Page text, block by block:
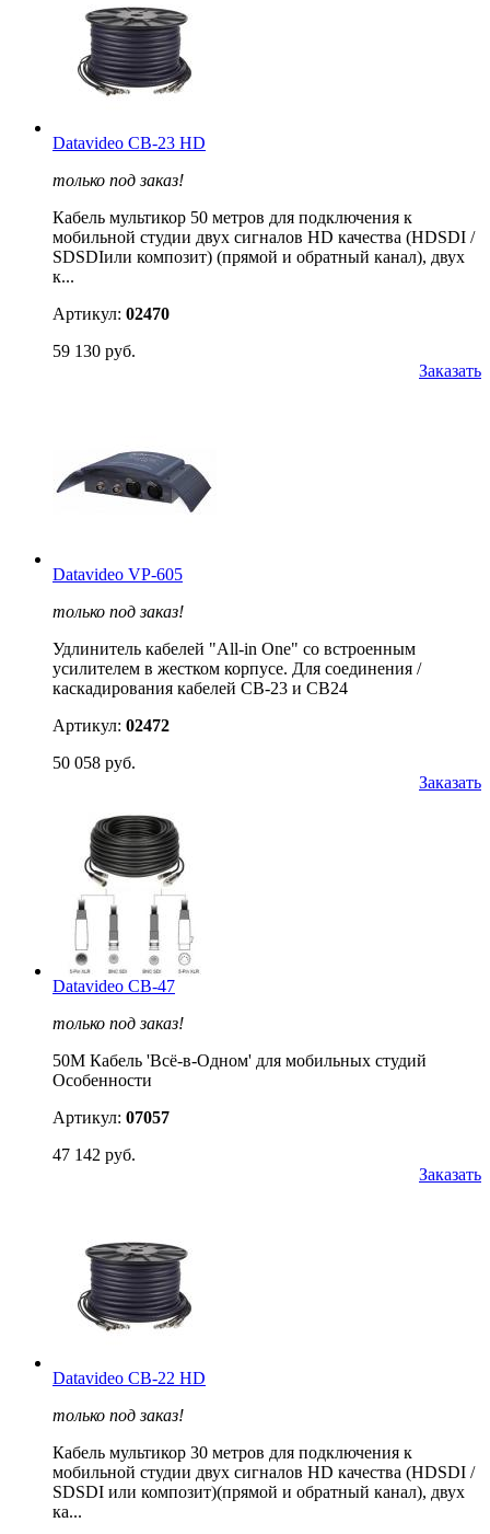
Datavideo CB-23 HD
только под заказ!
Кабель мультикор 50 метров для подключения к
мобильной студии двух сигналов HD качества (HDSDI /
SDSDIили композит) (прямой и обратный канал), двух
к...
Артикул: 02470
59 130 руб.
Заказать
Datavideo VP-605
только под заказ!
Удлинитель кабелей "All-in One" со встроенным
усилителем в жестком корпусе. Для соединения /
каскадирования кабелей CB-23 и CB24
Артикул: 02472
50 058 руб.
Заказать
Datavideo CB-47
только под заказ!
50M Кабель 'Всё-в-Одном' для мобильных студий
Особенности
Артикул: 07057
47 142 руб.
Заказать
Datavideo CB-22 HD
только под заказ!
Кабель мультикор 30 метров для подключения к
мобильной студии двух сигналов HD качества (HDSDI /
SDSDI или композит)(прямой и обратный канал), двух
ка...